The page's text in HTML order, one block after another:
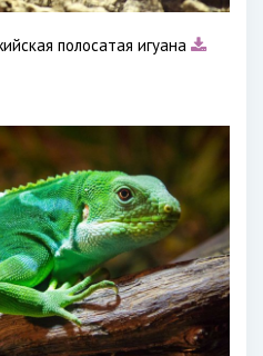
полосатая игуана